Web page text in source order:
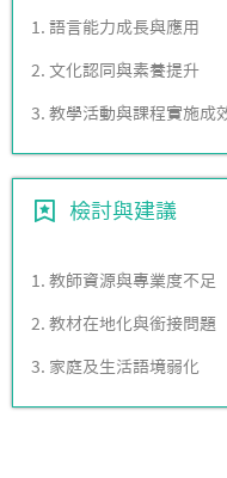
1. 語言能力成長與應用
2. 文化認同與素養提升
3. 教學活動與課程實施成
檢討與建議
1. 教師資源與專業度不足
2. 教材在地化與銜接問題
3. 家庭及生活語境弱化